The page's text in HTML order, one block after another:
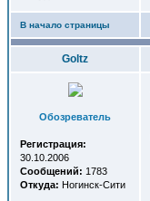
В начало страницы
Goltz
Обозреватель
Регистрация:
30.10.2006
Сообщений: 1783
Откуда: Ногинск-Сити